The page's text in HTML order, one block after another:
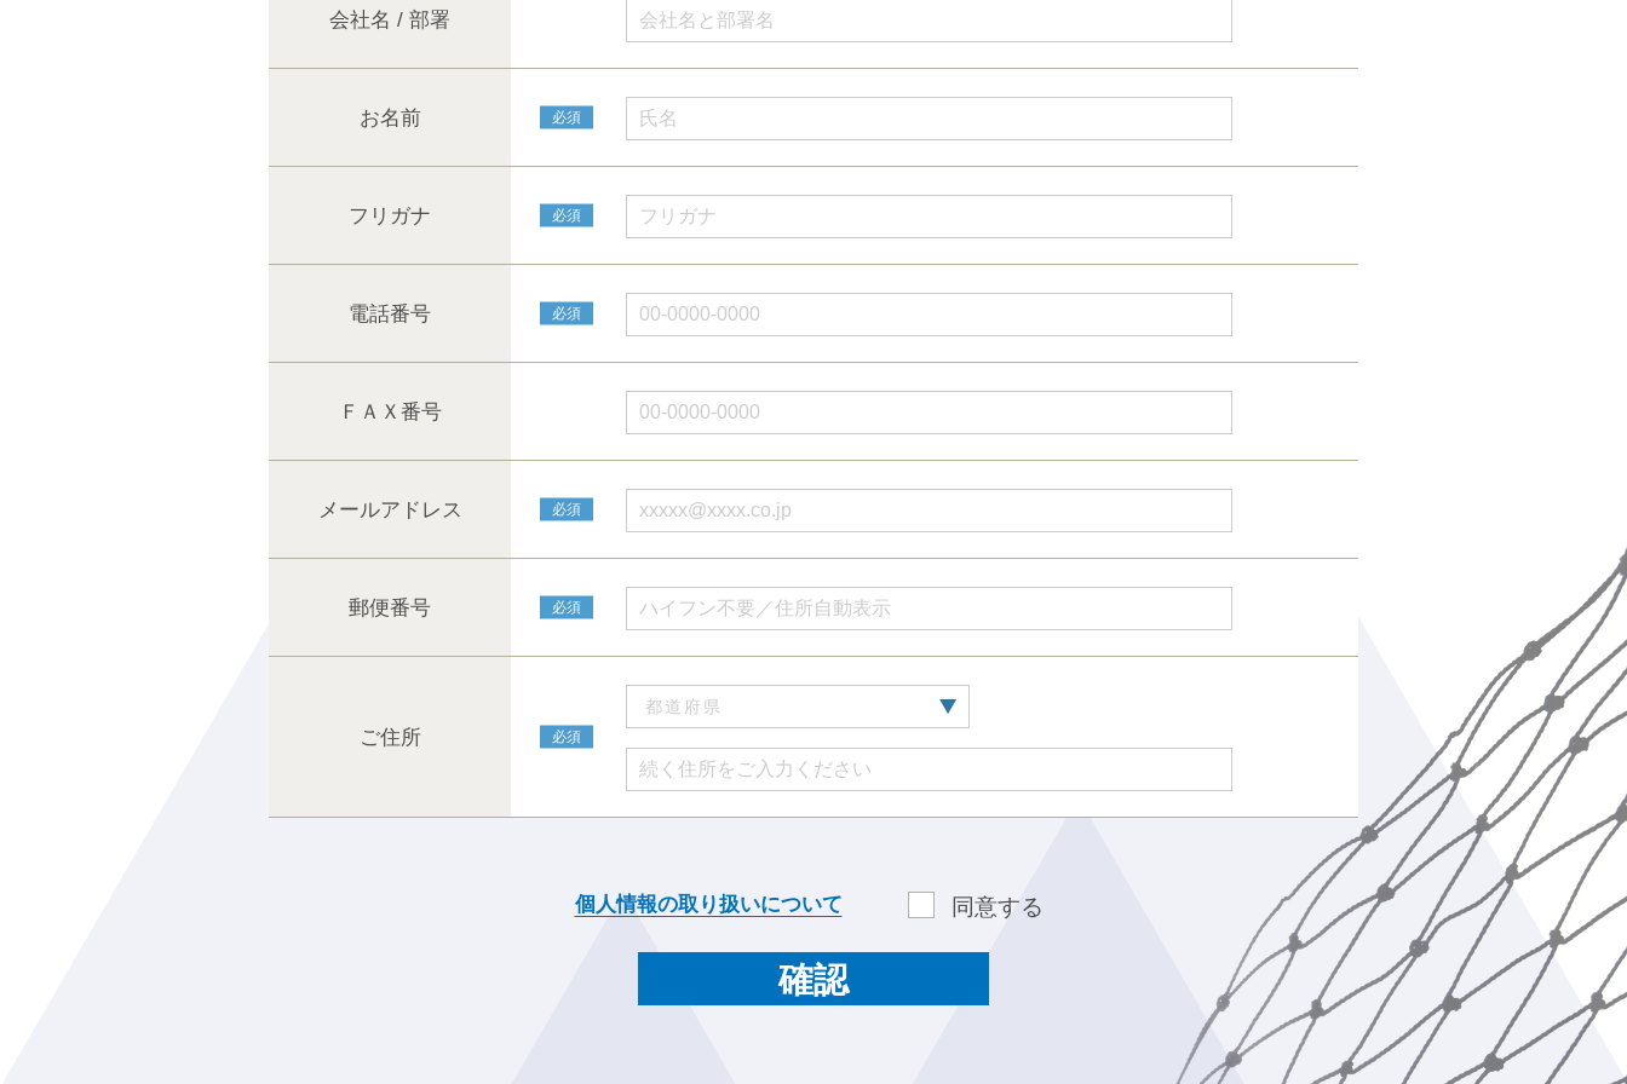
会社名 / 部署
お名前
フリガナ
電話番号
ＦＡＸ番号
メールアドレス
郵便番号
ご住所
個人情報の取り扱いについて 同意する